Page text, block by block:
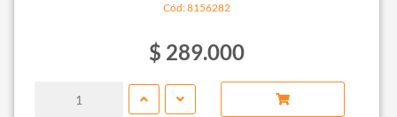
Cód: 8156282
$ 289.000